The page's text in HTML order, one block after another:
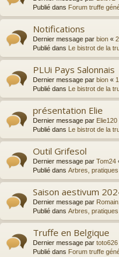
Publié dans Forum truffe
Notifications
Dernier message par bion «
Publié dans
Le bistrot de la
PLUi Pays Salonnais
Dernier message par bion «
Publié dans
Le bistrot de la
présentation Elie
Dernier message par Elie120
Publié dans
Le bistrot de la
Outil Grifesol
Dernier message par Tom24
Publié dans Arbres, pratiques
Saison aestivum
Dernier message par
Publié dans Arbres, pratiques
Truffe en Belgique
Dernier message par toto626
Publié dans Forum truffe